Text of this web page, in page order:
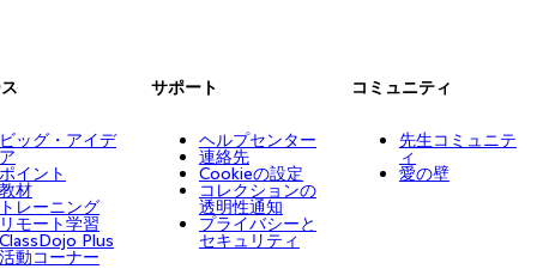
ビッグ・アイデ
ア
ポイント
教材
トレーニング
リモート学習
ClassDojo Plus
活動コーナー
サポート
ヘルプセンター
連絡先
Cookieの設定
コレクションの
透明性通知
プライバシーと
セキュリティ
コミュニティ
先生コミュニテ
ィ
愛の壁